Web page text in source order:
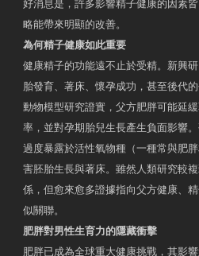
好消息是，許多影響精子健康的因素
略能帶來明顯的改善。
為何精子健康如此重要
健康精子的功能遠不止於受精。新興
胎發育、著床、懷孕成功，甚至後代的
動物模型研究證實，父方肥胖可能延
率，並對孕期胎兒生長產生負面影響
過度暴露於活性氧物種（一種常與肥
害胚胎生長與著床。雖然人類研究較
係，但愈來愈多證據指向父方健康、
似關聯。
肥胖對男性生育力的隱藏衝擊
肥胖已成為全球重大健康挑戰，其影